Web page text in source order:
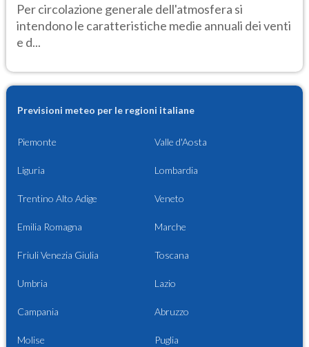
Per circolazione generale dell'atmosfera si
intendono le caratteristiche medie annuali dei venti
e d...
Previsioni meteo per le regioni italiane
Piemonte Valle d'Aosta
Liguria Lombardia
Trentino Alto Adige Veneto
Emilia Romagna Marche
Friuli Venezia Giulia Toscana
Umbria Lazio
Campania Abruzzo
Molise Puglia